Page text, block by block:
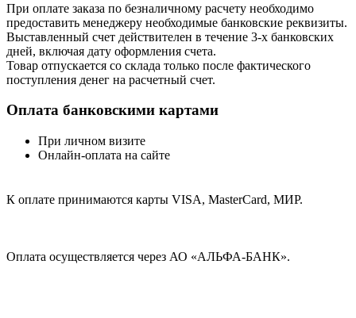
При оплате заказа по безналичному расчету необходимо
предоставить менеджеру необходимые банковские реквизиты.
Выставленный счет действителен в течение 3-х банковских
дней, включая дату оформления cчета.
Товар отпускается со склада только после фактического
поступления денег на расчетный счет.
Оплата банковскими картами
При личном визите
Онлайн-оплата на сайте
К оплате принимаются карты VISA, MasterCard, МИР.
Оплата осуществляется через АО «АЛЬФА-БАНК».